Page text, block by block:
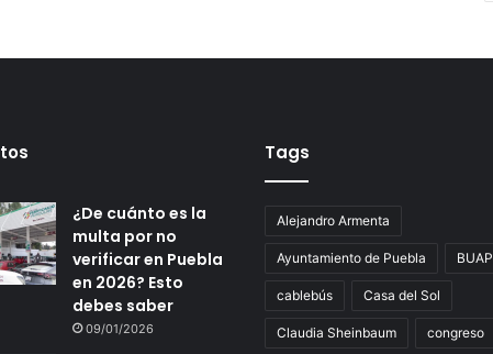
¿De cuánto es la
multa por no
verificar en Puebla
en 2026? Esto
debes saber
09/01/2026
Tags
Alejandro Armenta
Ayuntamiento de Puebla BUAP
cablebús Casa del Sol
Claudia Sheinbaum congreso